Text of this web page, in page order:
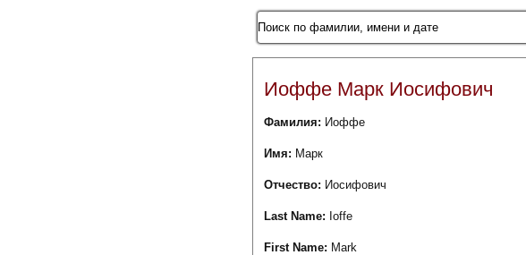
Иоффе Марк Иосифович
Фамилия: Иоффе
Имя: Марк
Отчество: Иосифович
Last Name: Ioffe
First Name: Mark